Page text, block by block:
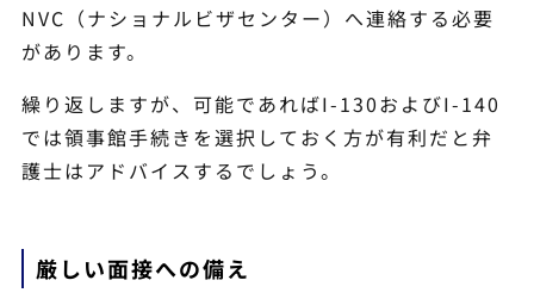
NVC（ナショナルビザセンター）へ連絡する必要
があります。
繰り返しますが、可能であればI-130およびI-140
では領事館手続きを選択しておく方が有利だと弁
護士はアドバイスするでしょう。
厳しい面接への備え